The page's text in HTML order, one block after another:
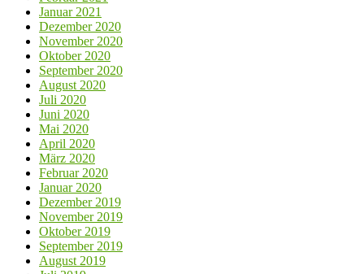
Januar 2021
Dezember 2020
November 2020
Oktober 2020
September 2020
August 2020
Juli 2020
Juni 2020
Mai 2020
April 2020
März 2020
Februar 2020
Januar 2020
Dezember 2019
November 2019
Oktober 2019
September 2019
August 2019